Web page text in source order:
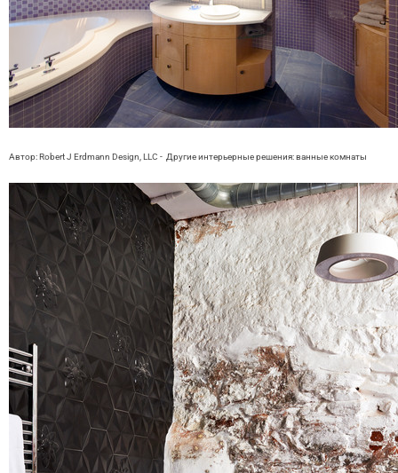
Автор: Robert J Erdmann Design, LLC - Другие интерьерные решения:ванные комнаты